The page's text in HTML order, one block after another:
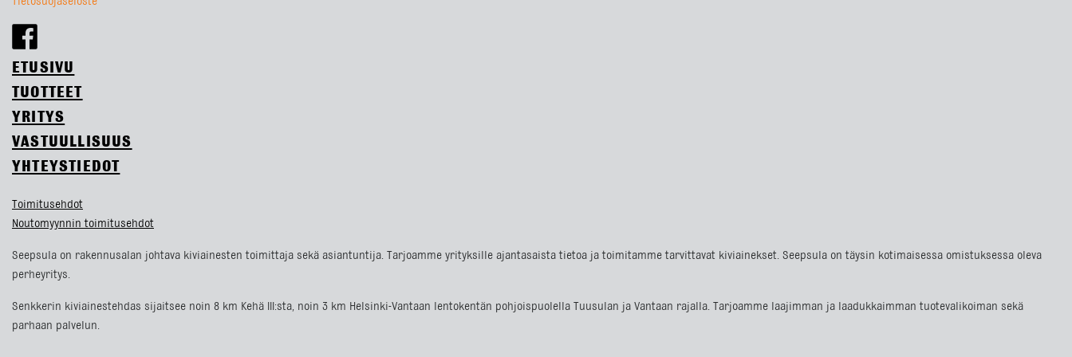
ETUSIVU
TUOTTEET
YRITYS
VASTUULLISUUS
YHTEYSTIEDOT
Toimitusehdot
Noutomyynnin toimitusehdot
Seepsula on rakennusalan johtava kiviainesten toimittaja sekä asiantuntija. Tarjoamme yrityksille ajantasaista tietoa ja toimitamme tarvittavat kiviainekset. Seepsula on täysin kotimaisessa omistuksessa oleva
perheyritys.
Senkkerin kiviainestehdas sijaitsee noin 8 km Kehä III:sta, noin 3 km Helsinki-Vantaan lentokentän pohjoispuolella Tuusulan ja Vantaan rajalla. Tarjoamme laajimman ja laadukkaimman tuotevalikoiman sekä
parhaan palvelun.